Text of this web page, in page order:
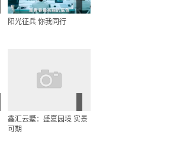
阳光征兵 你我同行
鑫汇云墅：盛夏园境 实景
可期